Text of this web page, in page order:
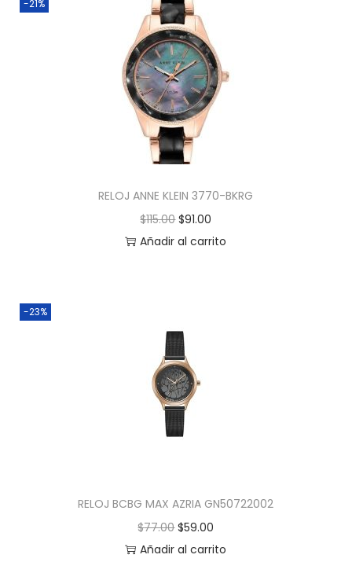
-21%
RELOJ ANNE KLEIN 3770-BKRG
$115.00 $91.00
Añadir al carrito
-23%
RELOJ BCBG MAX AZRIA GN50722002
$77.00 $59.00
Añadir al carrito